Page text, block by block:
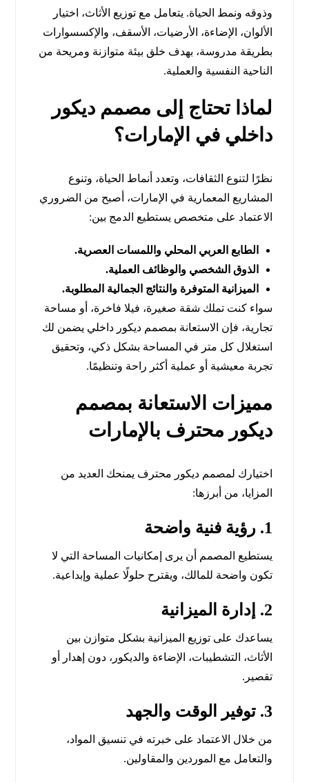
وذوقه ونمط الحياة. يتعامل مع توزيع الأثاث، اختيار
الألوان، الإضاءة، الأرضيات، الأسقف، والإكسسوارات
بطريقة مدروسة، بهدف خلق بيئة متوازنة ومريحة من
الناحية النفسية والعملية.
لماذا تحتاج إلى مصمم ديكور
داخلي في الإمارات؟
نظرًا لتنوع الثقافات، وتعدد أنماط الحياة، وتنوع
المشاريع المعمارية في الإمارات، أصبح من الضروري
الاعتماد على متخصص يستطيع الدمج بين:
الطابع العربي المحلي واللمسات العصرية.
الذوق الشخصي والوظائف العملية.
الميزانية المتوفرة والنتائج الجمالية المطلوبة.
سواء كنت تملك شقة صغيرة، فيلا فاخرة، أو مساحة
تجارية، فإن الاستعانة بمصمم ديكور داخلي يضمن لك
استغلال كل متر في المساحة بشكل ذكي، وتحقيق
تجربة معيشية أو عملية أكثر راحة وتنظيمًا.
مميزات الاستعانة بمصمم
ديكور محترف بالإمارات
اختيارك لمصمم ديكور محترف يمنحك العديد من
المزايا، من أبرزها:
1. رؤية فنية واضحة
يستطيع المصمم أن يرى إمكانيات المساحة التي لا
تكون واضحة للمالك، ويقترح حلولًا عملية وإبداعية.
2. إدارة الميزانية
يساعدك على توزيع الميزانية بشكل متوازن بين
الأثاث، التشطيبات، الإضاءة والديكور، دون إهدار أو
تقصير.
3. توفير الوقت والجهد
من خلال الاعتماد على خبرته في تنسيق المواد،
والتعامل مع الموردين والمقاولين.